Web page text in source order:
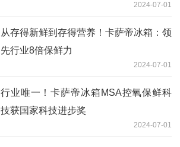
2024-07-01
从存得新鲜到存得营养！卡萨帝冰箱：领
先行业8倍保鲜力
2024-07-01
行业唯一！卡萨帝冰箱MSA控氧保鲜科
技获国家科技进步奖
2024-07-01